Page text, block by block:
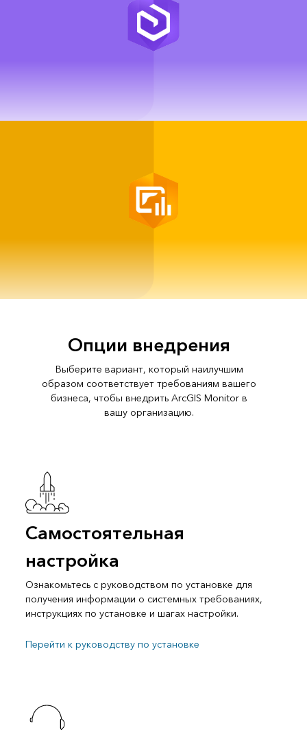
Опции внедрения
Выберите вариант, который наилучшим
образом соответствует требованиям вашего
бизнеса, чтобы внедрить ArcGIS Monitor в
вашу организацию.
Самостоятельная
настройка
Ознакомьтесь с руководством по установке для
получения информации о системных требованиях,
инструкциях по установке и шагах настройки.
Перейти к руководству по установке